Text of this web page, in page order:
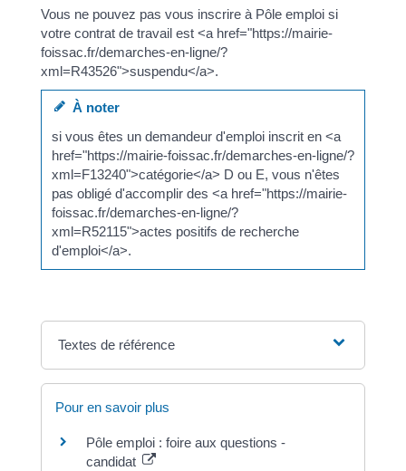
Vous ne pouvez pas vous inscrire à Pôle emploi si
votre contrat de travail est <a href="https://mairie-
foissac.fr/demarches-en-ligne/?
xml=R43526">suspendu</a>.
À noter
si vous êtes un demandeur d'emploi inscrit en <a
href="https://mairie-foissac.fr/demarches-en-ligne/?
xml=F13240">catégorie</a> D ou E, vous n'êtes
pas obligé d'accomplir des <a href="https://mairie-
foissac.fr/demarches-en-ligne/?
xml=R52115">actes positifs de recherche
d'emploi</a>.
Textes de référence
Pour en savoir plus
Pôle emploi : foire aux questions -
candidat